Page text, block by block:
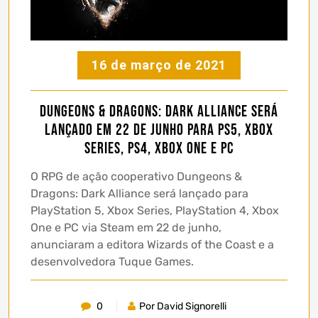
16 de março de 2021
Dungeons & Dragons: Dark Alliance será
lançado em 22 de junho para PS5, Xbox
Series, PS4, Xbox One e PC
O RPG de ação cooperativo Dungeons &
Dragons: Dark Alliance será lançado para
PlayStation 5, Xbox Series, PlayStation 4, Xbox
One e PC via Steam em 22 de junho,
anunciaram a editora Wizards of the Coast e a
desenvolvedora Tuque Games.
0
Por David Signorelli